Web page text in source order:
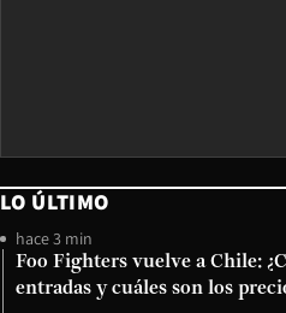
LO ÚLTIMO
hace 3 min
Foo Fighters vuelve a Chile:
entradas y cuáles son los